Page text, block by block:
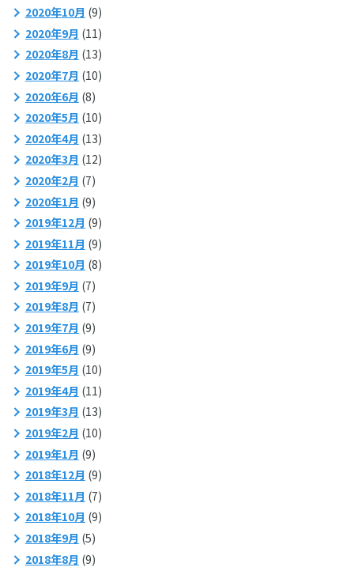
2020年10月 (9)
2020年9月 (11)
2020年8月 (13)
2020年7月 (10)
2020年6月 (8)
2020年5月 (10)
2020年4月 (13)
2020年3月 (12)
2020年2月 (7)
2020年1月 (9)
2019年12月 (9)
2019年11月 (9)
2019年10月 (8)
2019年9月 (7)
2019年8月 (7)
2019年7月 (9)
2019年6月 (9)
2019年5月 (10)
2019年4月 (11)
2019年3月 (13)
2019年2月 (10)
2019年1月 (9)
2018年12月 (9)
2018年11月 (7)
2018年10月 (9)
2018年9月 (5)
2018年8月 (9)